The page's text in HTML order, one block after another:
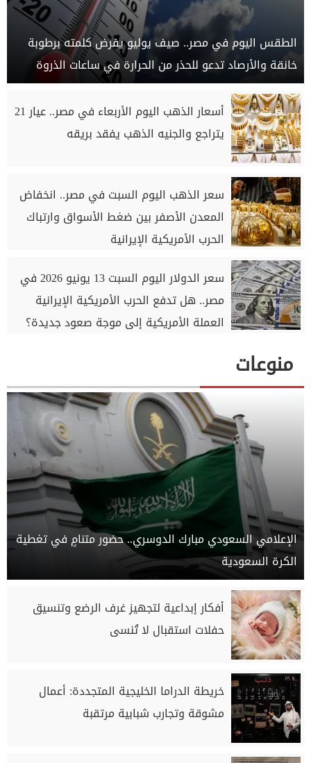
الطقس اليوم في مصر.. صيف يوليو يفرض كلمته برطوبة
خانقة والأرصاد تدعو للحذر من الحرارة في ساعات الذروة
أسعار الذهب اليوم الأربعاء في مصر.. عيار 21
يتراجع والجنيه الذهب يفقد بريقه
سعر الذهب اليوم السبت في مصر.. انخفاض
المعدن الأصفر بين ضغط الأسواق وارتباك
الحرب الأمريكية الإيرانية
سعر الدولار اليوم السبت 13 يونيو 2026 في
مصر.. هل تدفع الحرب الأمريكية الإيرانية
العملة الأمريكية إلى موجة صعود جديدة؟
منوعات
الإعلامي السعودي مبارك الدوسري.. حضور متنامٍ في تغطية
الكرة السعودية
أفكار إبداعية لتجهيز غرف الرضع وتنسيق
حفلات استقبال لا تُنسى
خريطة الدراما الخليجية المتجددة: أعمال
مشوقة وتجارب شبابية مرتقبة